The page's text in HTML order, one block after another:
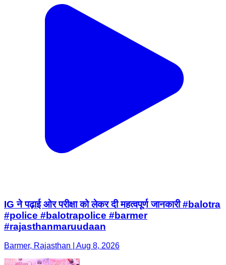
IG ने पढ़ाई ओर परीक्षा को लेकर दी महत्वपूर्ण जानकारी #balotra
#police #balotrapolice #barmer
#rajasthanmaruudaan
Barmer, Rajasthan | Aug 8, 2026